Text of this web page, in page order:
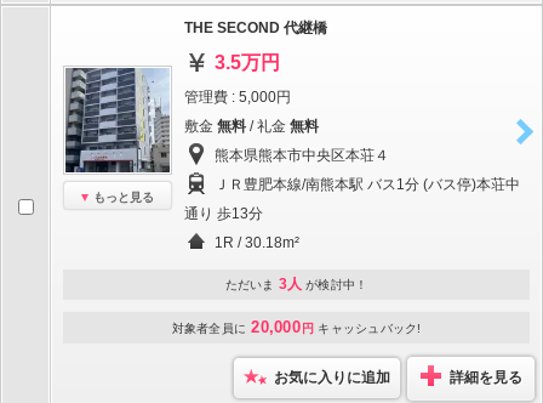
もっと見る
THE SECOND 代継橋
3.5万円
管理費 : 5,000円
敷金 無料 / 礼金 無料
熊本県熊本市中央区本荘４
ＪＲ豊肥本線/南熊本駅 バス1分 (バス停)本荘中
通り 歩13分
1R / 30.18m²
ただいま 3人 が検討中！
対象者全員に 20,000 円 キャッシュバック!
お気に入りに追加 詳細を見る